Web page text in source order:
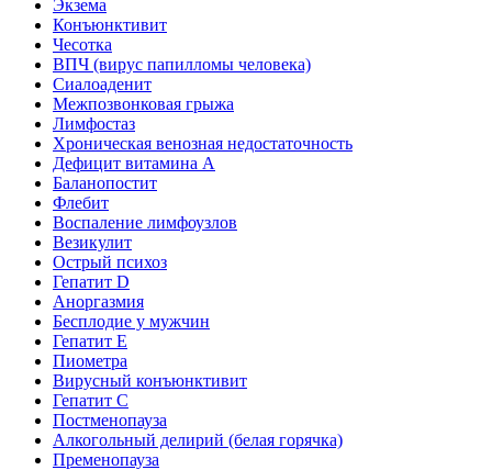
Экзема
Конъюнктивит
Чесотка
ВПЧ (вирус папилломы человека)
Сиалоаденит
Межпозвонковая грыжа
Лимфостаз
Хроническая венозная недостаточность
Дефицит витамина А
Баланопостит
Флебит
Воспаление лимфоузлов
Везикулит
Острый психоз
Гепатит D
Аноргазмия
Бесплодие у мужчин
Гепатит E
Пиометра
Вирусный конъюнктивит
Гепатит C
Постменопауза
Алкогольный делирий (белая горячка)
Пременопауза